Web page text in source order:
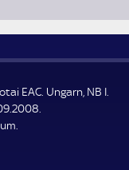
EAC. Ungarn, NB I.